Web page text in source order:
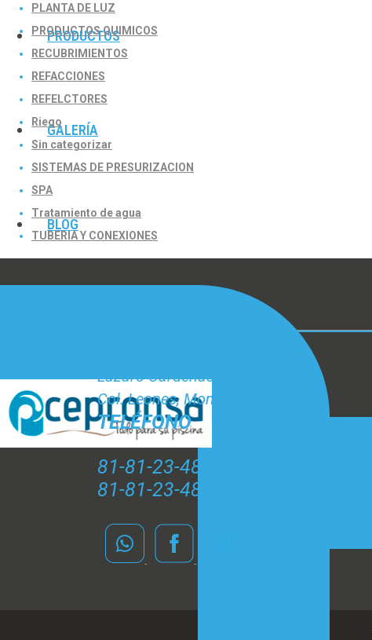
PRODUCTOS
GALERÍA
BLOG
PLANTA DE LUZ
PRODUCTOS QUIMICOS
RECUBRIMIENTOS
REFACCIONES
REFELCTORES
Riego
Sin categorizar
SISTEMAS DE PRESURIZACION
SPA
Tratamiento de agua
TUBERIA Y CONEXIONES
Lázaro Cárdenas #212 A
Col. Leones, Monterrey N.L.
TELÉFONO
81-81-23-48-20
81-81-23-48-61 y 62